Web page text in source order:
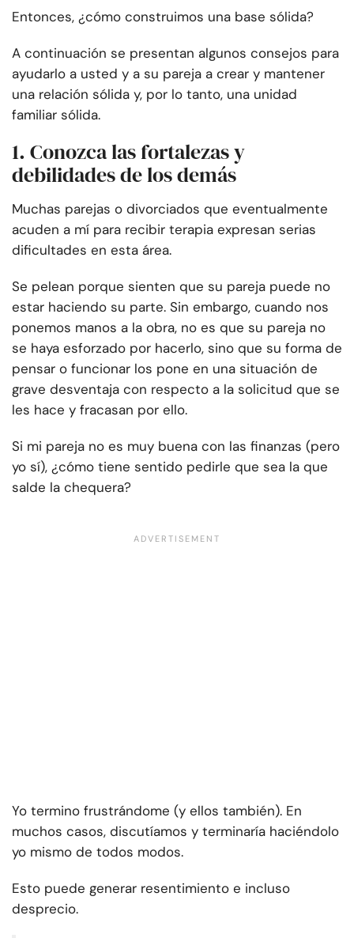
Entonces, ¿cómo construimos una base sólida?
A continuación se presentan algunos consejos para
ayudarlo a usted y a su pareja a crear y mantener
una relación sólida y, por lo tanto, una unidad
familiar sólida.
1. Conozca las fortalezas y
debilidades de los demás
Muchas parejas o divorciados que eventualmente
acuden a mí para recibir terapia expresan serias
dificultades en esta área.
Se pelean porque sienten que su pareja puede no
estar haciendo su parte. Sin embargo, cuando nos
ponemos manos a la obra, no es que su pareja no
se haya esforzado por hacerlo, sino que su forma de
pensar o funcionar los pone en una situación de
grave desventaja con respecto a la solicitud que se
les hace y fracasan por ello.
Si mi pareja no es muy buena con las finanzas (pero
yo sí), ¿cómo tiene sentido pedirle que sea la que
salde la chequera?
Yo termino frustrándome (y ellos también). En
muchos casos, discutíamos y terminaría haciéndolo
yo mismo de todos modos.
Esto puede generar resentimiento e incluso
desprecio.